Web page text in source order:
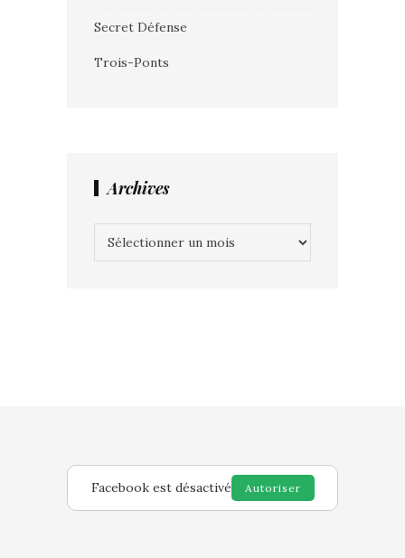
Secret Défense
Trois-Ponts
Archives
Facebook est désactivé Autoriser